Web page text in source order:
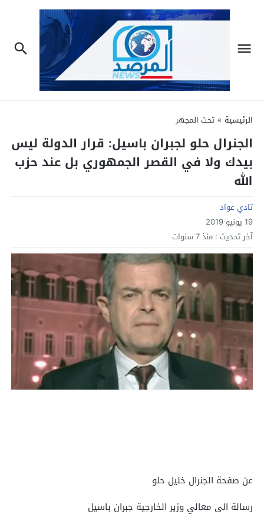
الرئيسية » تحت المجهر
الجنرال حلو لجبران باسيل: قرار الدولة ليس
بيدك ولا في القصر الجمهوري بل عند حزب
الله
تادي عواد
19 يونيو 2019
آخر تحديث : منذ 7 سنوات
عن صفحة الجنرال خليل حلو
رسالة الى معالي وزير الخارجية جبران باسيل